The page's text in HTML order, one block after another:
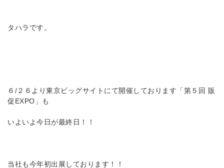
タハラです。
６/２６より東京ビッグサイトにて開催しております「第５回 販
促EXPO」も
いよいよ今日が最終日！！
当社も今年初出展しております！！